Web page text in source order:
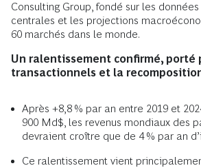
Consulting Group, fondé sur les
centrales et les projections
60 marchés dans le monde.
Un ralentissement confirmé, porté
transactionnels et la
Après +8,8 % par an entre 2019 et
900 Md$, les revenus mondiaux des
devraient croître que de 4 % par an
Ce ralentissement vient